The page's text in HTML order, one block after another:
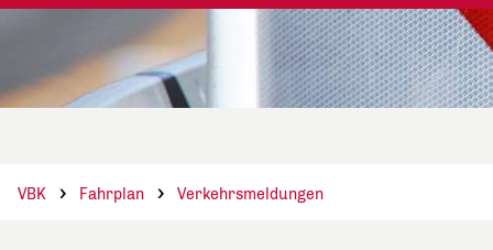
VBK Fahrplan Verkehrsmeldungen